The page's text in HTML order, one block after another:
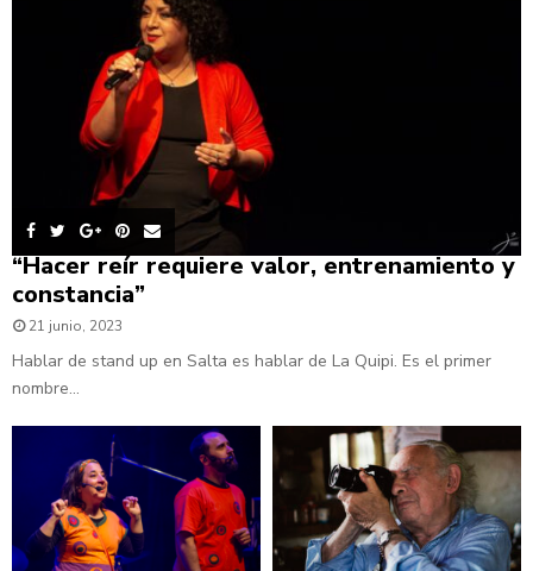
“Hacer reír requiere valor, entrenamiento y
constancia”
21 junio, 2023
Hablar de stand up en Salta es hablar de La Quipi. Es el primer
nombre...